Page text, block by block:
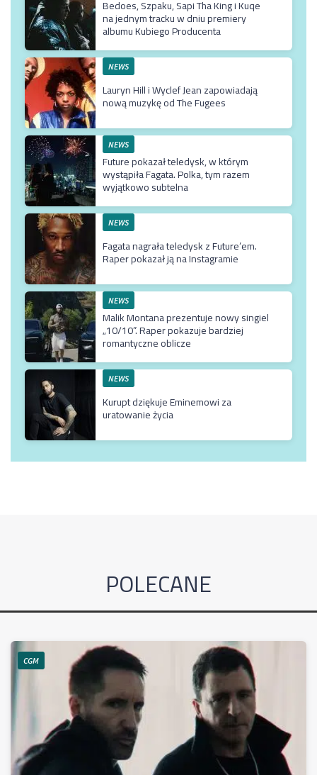
Bedoes, Szpaku, Sapi Tha King i Kuqe
na jednym tracku w dniu premiery
albumu Kubiego Producenta
NEWS
Lauryn Hill i Wyclef Jean zapowiadają
nową muzykę od The Fugees
NEWS
Future pokazał teledysk, w którym
wystąpiła Fagata. Polka, tym razem
wyjątkowo subtelna
NEWS
Fagata nagrała teledysk z Future’em.
Raper pokazał ją na Instagramie
NEWS
Malik Montana prezentuje nowy singiel
„10/10”. Raper pokazuje bardziej
romantyczne oblicze
NEWS
Kurupt dziękuje Eminemowi za
uratowanie życia
POLECANE
CGM